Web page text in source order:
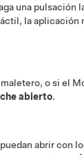
una pulsación
la aplicación
o si el
abierto.
abrir con